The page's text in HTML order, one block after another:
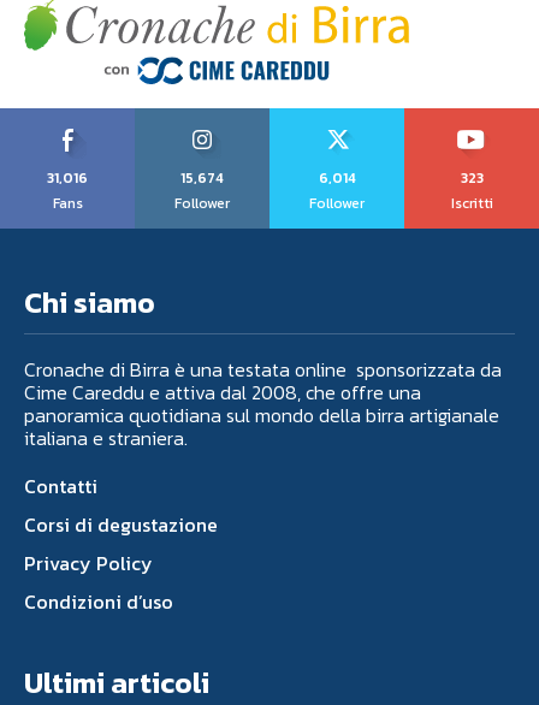
31,016
Fans
15,674
Follower
6,014
Follower
323
Iscritti
Chi siamo
Cronache di Birra è una testata online sponsorizzata da
Cime Careddu e attiva dal 2008, che offre una
panoramica quotidiana sul mondo della birra artigianale
italiana e straniera.
Contatti
Corsi di degustazione
Privacy Policy
Condizioni d’uso
Ultimi articoli